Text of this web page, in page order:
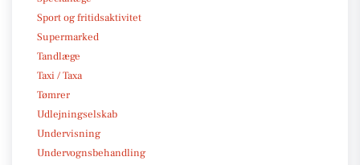
Sport og fritidsaktivitet
Supermarked
Tandlæge
Taxi / Taxa
Tømrer
Udlejningselskab
Undervisning
Undervognsbehandling